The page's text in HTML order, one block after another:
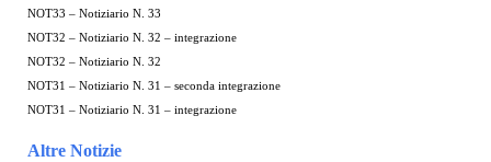
NOT33 – Notiziario N. 33
NOT32 – Notiziario N. 32 – integrazione
NOT32 – Notiziario N. 32
NOT31 – Notiziario N. 31 – seconda integrazione
NOT31 – Notiziario N. 31 – integrazione
Altre Notizie